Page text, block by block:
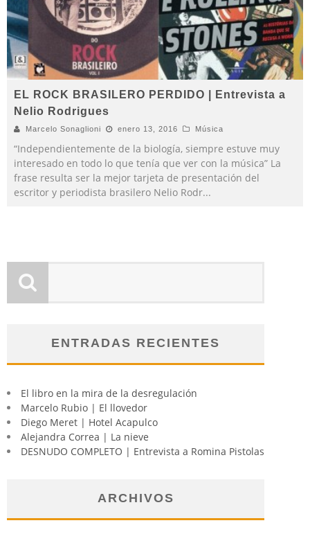
EL ROCK BRASILERO PERDIDO | Entrevista a
Nelio Rodrigues
Marcelo Sonaglioni enero 13, 2016 Música
“Independientemente de la biología, siempre estuve muy
interesado en todo lo que tenía que ver con la música” La
frase resulta ser la mejor tarjeta de presentación del
escritor y periodista brasilero Nelio Rodr...
ENTRADAS RECIENTES
El libro en la mira de la desregulación
Marcelo Rubio | El llovedor
Diego Meret | Hotel Acapulco
Alejandra Correa | La nieve
DESNUDO COMPLETO | Entrevista a Romina Pistolas
ARCHIVOS